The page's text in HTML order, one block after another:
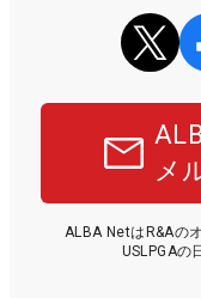
メ
ALBA NetはR&Aの
USLPGAの